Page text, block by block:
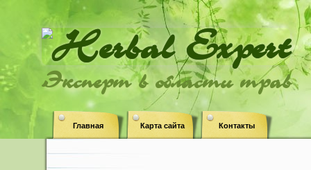
Эксперт в области трав
Главная Карта сайта Контакты